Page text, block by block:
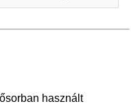
használt